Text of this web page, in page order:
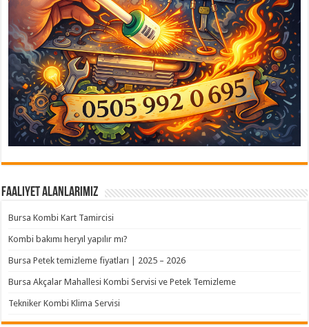
Faaliyet Alanlarımız
Bursa Kombi Kart Tamircisi
Kombi bakımı heryıl yapılır mı?
Bursa Petek temizleme fiyatları | 2025 – 2026
Bursa Akçalar Mahallesi Kombi Servisi ve Petek Temizleme
Tekniker Kombi Klima Servisi